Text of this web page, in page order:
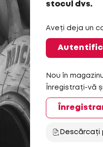
stocul dvs.
Aveți deja un
Nou în
Înregistrați-vă
Descărcați